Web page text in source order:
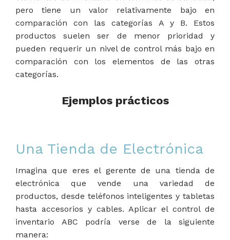
pero tiene un valor relativamente bajo en
comparación con las categorías A y B. Estos
productos suelen ser de menor prioridad y
pueden requerir un nivel de control más bajo en
comparación con los elementos de las otras
categorías.
Ejemplos prácticos
Una Tienda de Electrónica
Imagina que eres el gerente de una tienda de
electrónica que vende una variedad de
productos, desde teléfonos inteligentes y tabletas
hasta accesorios y cables. Aplicar el control de
inventario ABC podría verse de la siguiente
manera: